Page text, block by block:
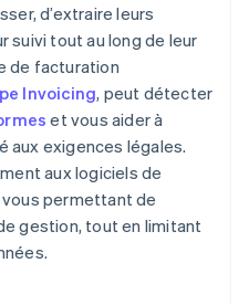
d’extraire leurs
suivi tout au long de leur
de facturation
Invoicing, peut détecter
et vous aider à
aux exigences légales.
aux logiciels de
vous permettant de
gestion, tout en limitant